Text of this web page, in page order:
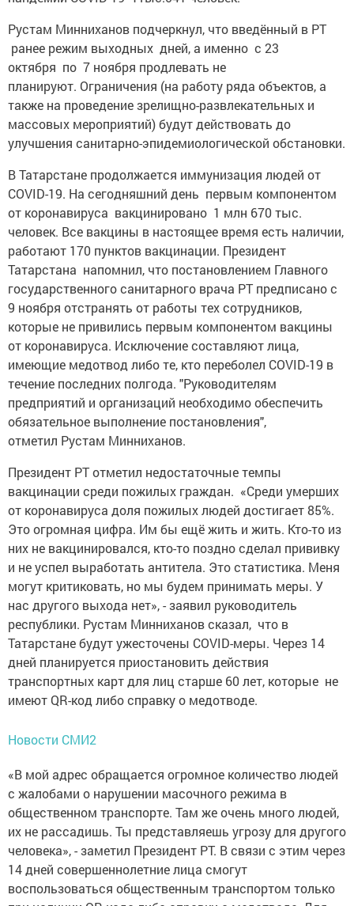
Рустам Минниханов подчеркнул, что введённый в РТ
ранее режим выходных дней, а именно с 23
октября по 7 ноября продлевать не
планируют. Ограничения (на работу ряда объектов, а
также на проведение зрелищно-развлекательных и
массовых мероприятий) будут действовать до
улучшения санитарно-эпидемиологической обстановки.
В Татарстане продолжается иммунизация людей от
COVID-19. На сегодняшний день первым компонентом
от коронавируса вакцинировано 1 млн 670 тыс.
человек. Все вакцины в настоящее время есть наличии,
работают 170 пунктов вакцинации. Президент
Татарстана напомнил, что постановлением Главного
государственного санитарного врача РТ предписано с
9 ноября отстранять от работы тех сотрудников,
которые не привились первым компонентом вакцины
от коронавируса. Исключение составляют лица,
имеющие медотвод либо те, кто переболел COVID-19 в
течение последних полгода. "Руководителям
предприятий и организаций необходимо обеспечить
обязательное выполнение постановления",
отметил Рустам Минниханов.
Президент РТ отметил недостаточные темпы
вакцинации среди пожилых граждан. «Среди умерших
от коронавируса доля пожилых людей достигает 85%.
Это огромная цифра. Им бы ещё жить и жить. Кто-то из
них не вакцинировался, кто-то поздно сделал прививку
и не успел выработать антитела. Это статистика. Меня
могут критиковать, но мы будем принимать меры. У
нас другого выхода нет», - заявил руководитель
республики. Рустам Минниханов сказал, что в
Татарстане будут ужесточены COVID-меры. Через 14
дней планируется приостановить действия
транспортных карт для лиц старше 60 лет, которые не
имеют QR-код либо справку о медотводе.
Новости СМИ2
«В мой адрес обращается огромное количество людей
с жалобами о нарушении масочного режима в
общественном транспорте. Там же очень много людей,
их не рассадишь. Ты представляешь угрозу для другого
человека», - заметил Президент РТ. В связи с этим через
14 дней совершеннолетние лица смогут
воспользоваться общественным транспортом только